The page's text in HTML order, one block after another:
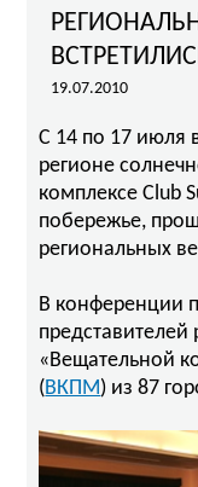
19.07.2010
С 14 по 17
регионе
комплексе Club
побережье,
региональных
В конференции
представителей
«Вещательной
(ВКПМ) из 87